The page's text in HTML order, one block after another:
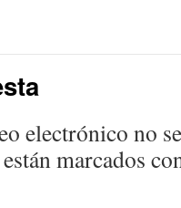
electrónico no
marcados